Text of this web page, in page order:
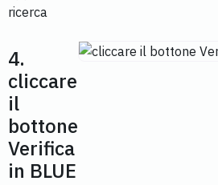
ricerca
4.
cliccare
il
bottone
Verifica
in BLUE